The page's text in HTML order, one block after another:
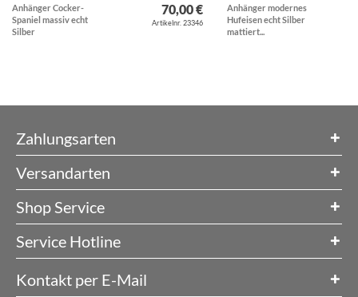
Anhänger Cocker-
Spaniel massiv echt
Silber
70,00 €
Artikelnr. 23346
Anhänger modernes
Hufeisen echt Silber
mattiert...
Zahlungsarten
Versandarten
Shop Service
Service Hotline
Kontakt per E-Mail